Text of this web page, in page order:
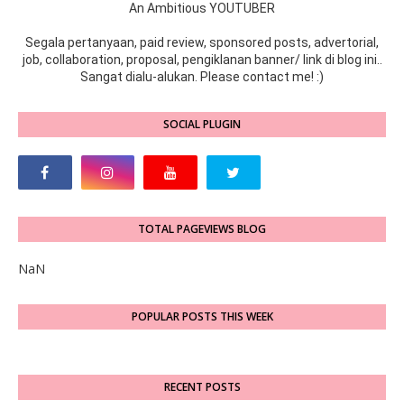
An Ambitious YOUTUBER
Segala pertanyaan, paid review, sponsored posts, advertorial,
job, collaboration, proposal, pengiklanan banner/ link di blog ini..
Sangat dialu-alukan. Please contact me! :)
SOCIAL PLUGIN
TOTAL PAGEVIEWS BLOG
NaN
POPULAR POSTS THIS WEEK
RECENT POSTS